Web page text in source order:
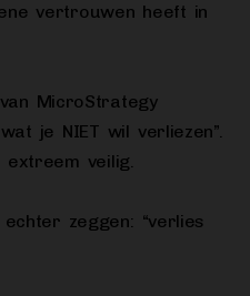
vertrouwen heeft in
MicroStrategy
je NIET wil verliezen”.
extreem veilig.
zeggen: “verlies